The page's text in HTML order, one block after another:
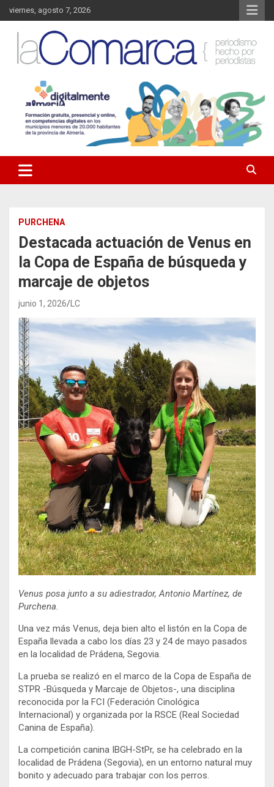
Saltar
al
contenido
viernes, agosto 7, 2026
La Comarca – Noticias del
Almanzora
Almanzora y sus localidades.
PURCHENA
Destacada actuación de Venus en
la Copa de España de búsqueda y
marcaje de objetos
junio 1, 2026 LC
Venus posa junto a su adiestrador, Antonio Martínez, de
Purchena.
Una vez más Venus, deja bien alto el listón en la Copa de
España llevada a cabo los días 23 y 24 de mayo pasados
en la localidad de Prádena, Segovia.
La prueba se realizó en el marco de la Copa de España de
STPR -Búsqueda y Marcaje de Objetos-, una disciplina
reconocida por la FCI (Federación Cinológica
Internacional) y organizada por la RSCE (Real Sociedad
Canina de España).
La competición canina IBGH-StPr, se ha celebrado en la
localidad de Prádena (Segovia), en un entorno natural muy
bonito y adecuado para trabajar con los perros.